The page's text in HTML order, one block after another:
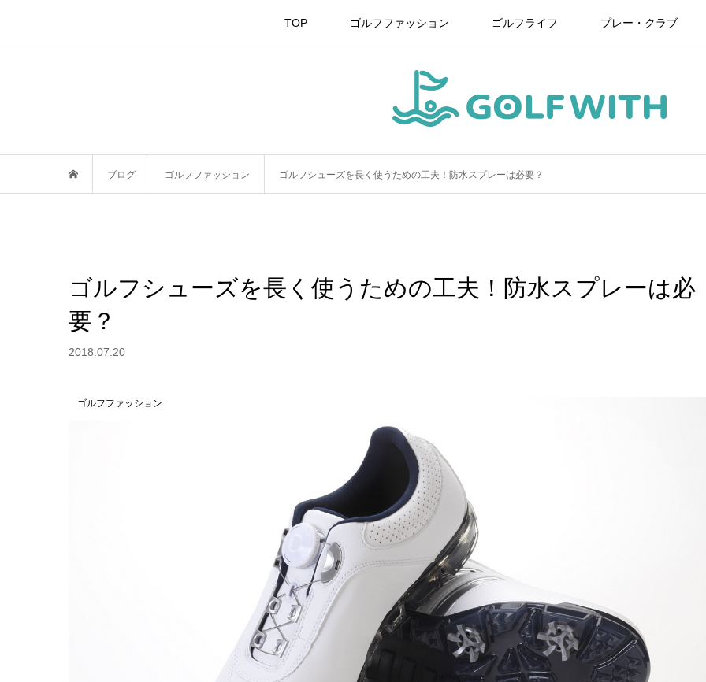
TOP ゴルフファッション ゴルフライフ プレー・クラブ
ブログ ゴルフファッション ゴルフシューズを長く使うための工夫！防水スプレーは必要？
ゴルフシューズを長く使うための工夫！防水スプレーは必
要？
2018.07.20
ゴルフファッション